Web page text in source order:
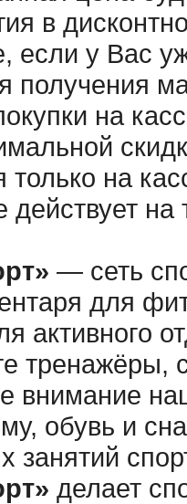
в
если у Вас
получения
на
только на
действует
— сеть
для
активного
тренажёры,
внимание
обувь и
занятий
делает